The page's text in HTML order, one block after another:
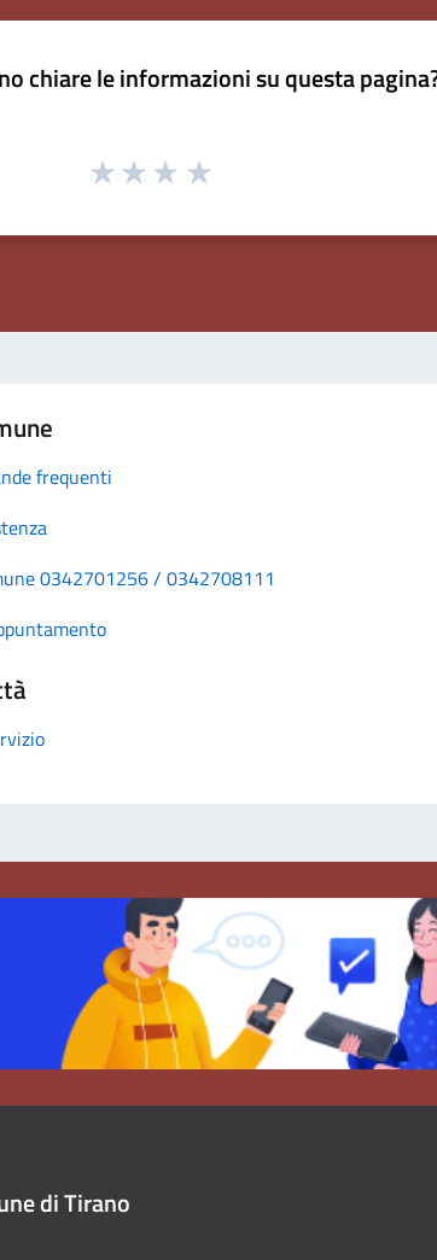
chiare le informazioni su questa
frequenti
0342701256 / 0342708111
di Tirano